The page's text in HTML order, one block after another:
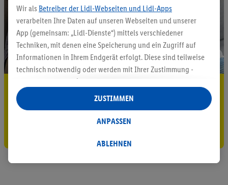
5.95 € Versand sparen³²ᵃ
Wir als Betreiber der Lidl-Webseiten und Lidl-Apps
verarbeiten Ihre Daten auf unseren Webseiten und unserer
App (gemeinsam: „Lidl-Dienste“) mittels verschiedener
Techniken, mit denen eine Speicherung und ein Zugriff auf
Informationen in Ihrem Endgerät erfolgt. Diese sind teilweise
technisch notwendig oder werden mit Ihrer Zustimmung -
auch durch Partner (u.a.
Verantwortliche; im Zusammenhang mit dem IAB TCF
insgesamt
Statistik-Erstellung oder für personalisierte Werbung
Datenverarbeitungen für personalisierte Werbung werden
ABLEHNEN
ANPASSEN
ZUSTIMMEN